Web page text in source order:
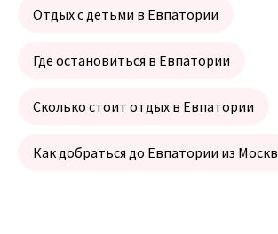
Отдых с детьми в Евпатории
Где остановиться в Евпатории
Сколько стоит отдых в Евпатории
Как добраться до Евпатории из